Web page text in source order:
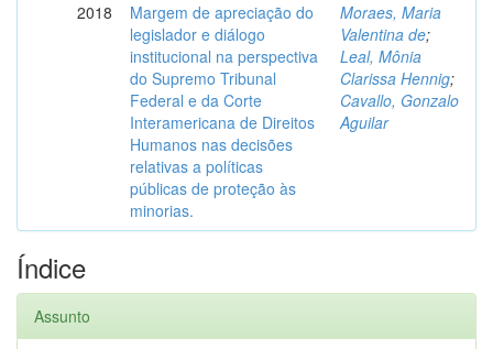
2018
Margem de apreciação do
legislador e diálogo
institucional na perspectiva
do Supremo Tribunal
Federal e da Corte
Interamericana de Direitos
Humanos nas decisões
relativas a políticas
públicas de proteção às
minorias.
Moraes, Maria
Valentina de;
Leal, Mônia
Clarissa Hennig;
Cavallo, Gonzalo
Aguilar
Índice
Assunto